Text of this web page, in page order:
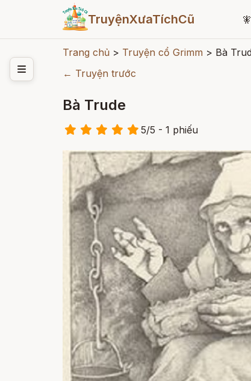
TruyệnXưaTíchCũ 🧚
Trang chủ > Truyện cổ Grimm > Bà
← Truyện trước
Bà Trude
5/5 - 1 phiếu